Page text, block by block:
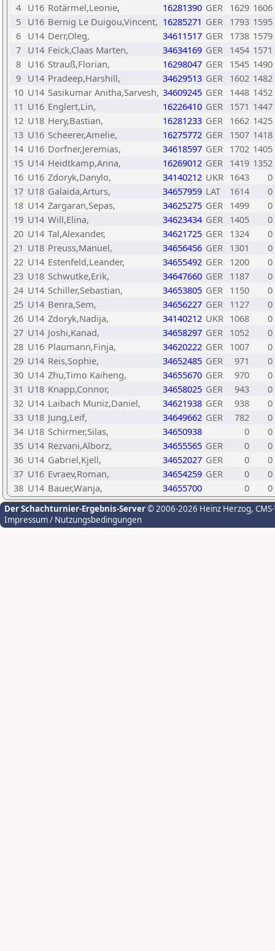
4
U16 Rotärmel,Leonie, 16281390 GER 1629 1606
5
U16 Bernig Le Duigou,Vincent, 16285271 GER 1793 1595
6
U14 Derr,Oleg, 34611517 GER 1738 1579
7
U14 Feick,Claas Marten, 34634169 GER 1454 1571
8
U16 Strauß,Florian, 16298047 GER 1545 1490
9
U14 Pradeep,Harshill, 34629513 GER 1602 1482
10 U14 Sasikumar Anitha,Sarvesh, 34609245 GER 1448 1452
11 U16 Englert,Lin, 16226410 GER 1571 1447
12 U18 Hery,Bastian, 16281233 GER 1662 1425
13 U16 Scheerer,Amelie, 16275772 GER 1507 1418
14 U16 Dorfner,Jeremias, 34618597 GER 1702 1405
15 U14 Heidtkamp,Anna, 16269012 GER 1419 1352
16 U16 Zdoryk,Danylo, 34140212 UKR 1643
0
17 U18 Galaida,Arturs, 34657959 LAT 1614
0
18 U14 Zargaran,Sepas, 34625275 GER 1499
0
19 U14 Will,Elina, 34623434 GER 1405
0
20 U14 Tal,Alexander, 34621725 GER 1324
0
21 U18 Preuss,Manuel, 34656456 GER 1301
0
22 U14 Estenfeld,Leander, 34655492 GER 1200
0
23 U18 Schwutke,Erik, 34647660 GER 1187
0
24 U14 Schiller,Sebastian, 34653805 GER 1150
0
25 U14 Benra,Sem, 34656227 GER 1127
0
26 U14 Zdoryk,Nadija, 34140212 UKR 1068
0
27 U14 Joshi,Kanad, 34658297 GER 1052
0
28 U16 Plaumann,Finja, 34620222 GER 1007
0
29 U14 Reis,Sophie, 34652485 GER 971
0
30 U14 Zhu,Timo Kaiheng, 34655670 GER 970
0
31 U18 Knapp,Connor, 34658025 GER 943
0
32 U14 Laibach Muniz,Daniel, 34621938 GER 938
0
33 U18 Jung,Leif, 34649662 GER 782
0
34 U18 Schirmer,Silas, 34650938 0
0
35 U14 Rezvani,Alborz, 34655565 GER 0
0
36 U14 Gabriel,Kjell, 34652027 GER 0
0
37 U16 Evraev,Roman, 34654259 GER 0
0
38 U14 Bauer,Wanja, 34655700 0 0
Der Schachturnier-Ergebnis-Server© 2006-2026 Heinz Herzog,
Impressum / Nutzungsbedingungen